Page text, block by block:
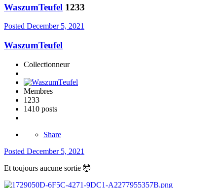
WaszumTeufel 1233
Posted December 5, 2021
WaszumTeufel
Collectionneur
Membres
1233
1410 posts
Share
Posted December 5, 2021
Et toujours aucune sortie 🤯